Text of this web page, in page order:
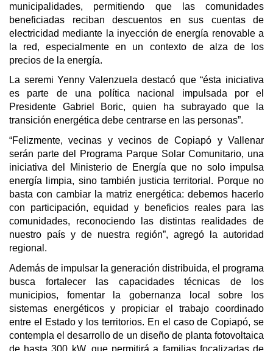
municipalidades, permitiendo que las comunidades
beneficiadas reciban descuentos en sus cuentas de
electricidad mediante la inyección de energía renovable a
la red, especialmente en un contexto de alza de los
precios de la energía.
La seremi Yenny Valenzuela destacó que “ésta iniciativa
es parte de una política nacional impulsada por el
Presidente Gabriel Boric, quien ha subrayado que la
transición energética debe centrarse en las personas”.
“Felizmente, vecinas y vecinos de Copiapó y Vallenar
serán parte del Programa Parque Solar Comunitario, una
iniciativa del Ministerio de Energía que no solo impulsa
energía limpia, sino también justicia territorial. Porque no
basta con cambiar la matriz energética: debemos hacerlo
con participación, equidad y beneficios reales para las
comunidades, reconociendo las distintas realidades de
nuestro país y de nuestra región”, agregó la autoridad
regional.
Además de impulsar la generación distribuida, el programa
busca fortalecer las capacidades técnicas de los
municipios, fomentar la gobernanza local sobre los
sistemas energéticos y propiciar el trabajo coordinado
entre el Estado y los territorios. En el caso de Copiapó, se
contempla el desarrollo de un diseño de planta fotovoltaica
de hasta 300 kW, que permitirá a familias focalizadas de